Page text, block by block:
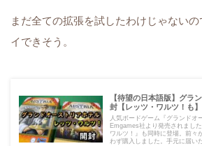
まだ全ての拡張を試したわけじゃない
イできそう。
【待望の日本語版】グラ
封【レッツ・ワルツ！も】
人気ボードゲーム『グランドオ
Emgames社より発売されまし
ワルツ！』も同時に登場。前々
わず購入しました。手元に届い